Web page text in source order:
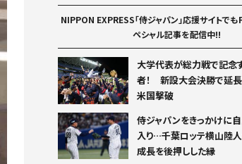
NIPPON EXPRESS「侍ジャパン」応援サイトで
ペシャル記事を配信中!!
大学代表が総力戦で記念
者！ 新設大会決勝で延
米国撃破
侍ジャパンをきっかけに
入り…千葉ロッテ横山陸
成長を後押しした縁